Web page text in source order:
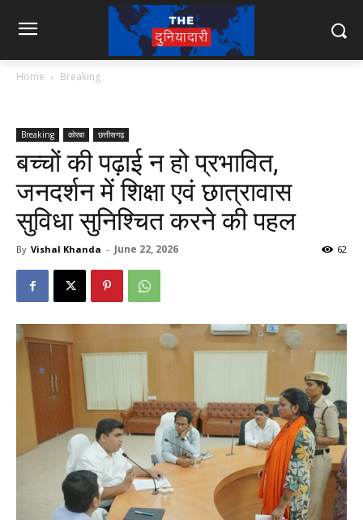
Home Breaking
Breaking कोरबा छत्तीसगढ़
बच्चों की पढ़ाई न हो प्रभावित,
जनदर्शन में शिक्षा एवं छात्रावास
सुविधा सुनिश्चित करने की पहल
By Vishal Khanda - June 22, 2026 62